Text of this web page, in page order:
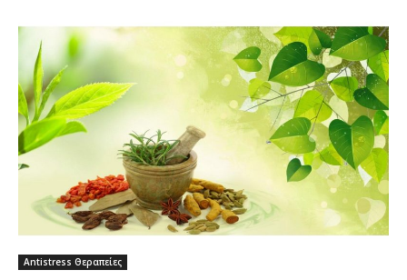
Antistress Θεραπείες